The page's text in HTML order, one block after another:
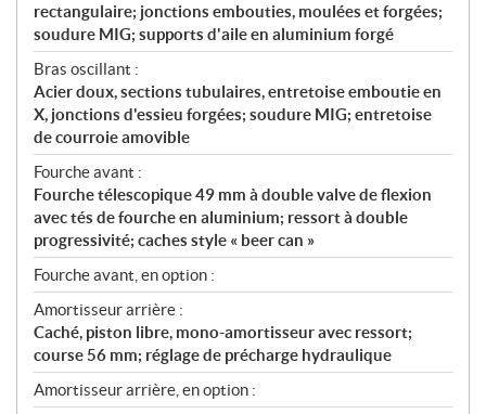
rectangulaire; jonctions embouties, moulées et forgées;
soudure MIG; supports d'aile en aluminium forgé
Bras oscillant :
Acier doux, sections tubulaires, entretoise emboutie en
X, jonctions d'essieu forgées; soudure MIG; entretoise
de courroie amovible
Fourche avant :
Fourche télescopique 49 mm à double valve de flexion
avec tés de fourche en aluminium; ressort à double
progressivité; caches style « beer can »
Fourche avant, en option :
Amortisseur arrière :
Caché, piston libre, mono-amortisseur avec ressort;
course 56 mm; réglage de précharge hydraulique
Amortisseur arrière, en option :